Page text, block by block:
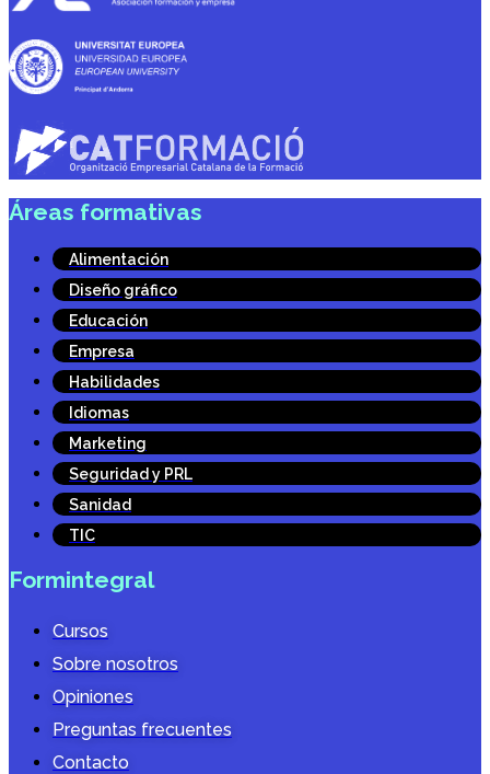
Áreas formativas
Alimentación
Diseño gráfico
Educación
Empresa
Habilidades
Idiomas
Marketing
Seguridad y PRL
Sanidad
TIC
Formintegral
Cursos
Sobre nosotros
Opiniones
Preguntas frecuentes
Contacto